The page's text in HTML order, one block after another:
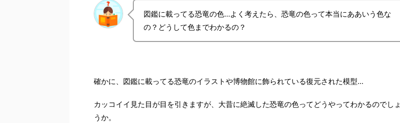
図鑑に載ってる恐竜の色…よく考えたら、恐竜の色って本当にああいう色な
の？どうして色までわかるの？
確かに、図鑑に載ってる恐竜のイラストや博物館に飾られている復元された模型…
カッコイイ見た目が目を引きますが、大昔に絶滅した恐竜の色ってどうやってわかるのでしょ
うか。